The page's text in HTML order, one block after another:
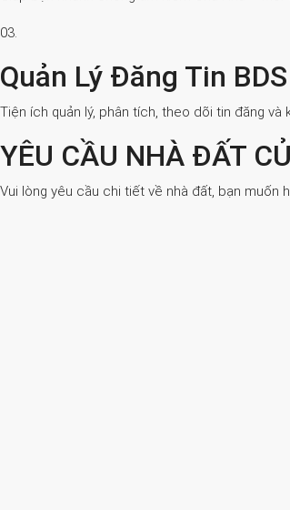
03.
Quản Lý Đăng Tin
Tiện ích quản lý, phân tích, theo dõi tin đăng và
YÊU CẦU NHÀ ĐẤT
Vui lòng yêu cầu chi tiết về nhà đất, bạn muốn